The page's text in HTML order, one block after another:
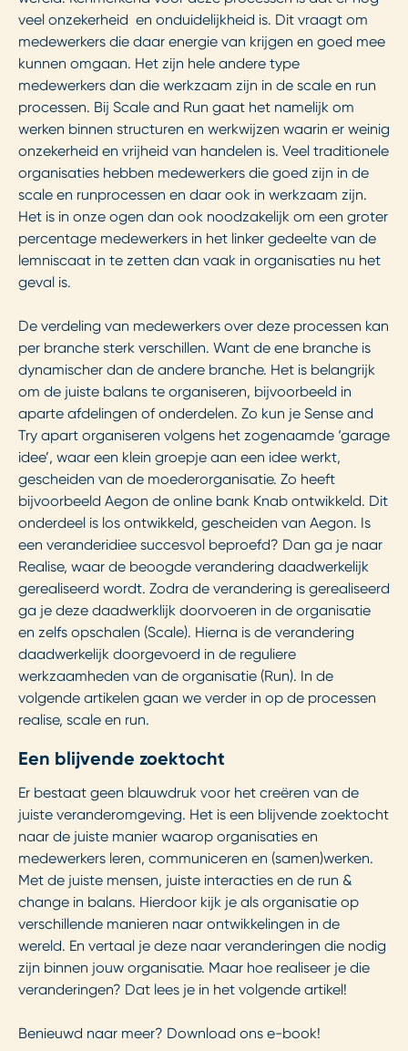
veel onzekerheid en onduidelijkheid is. Dit vraagt om
medewerkers die daar energie van krijgen en goed mee
kunnen omgaan. Het zijn hele andere type
medewerkers dan die werkzaam zijn in de scale en run
processen. Bij Scale and Run gaat het namelijk om
werken binnen structuren en werkwijzen waarin er weinig
onzekerheid en vrijheid van handelen is. Veel traditionele
organisaties hebben medewerkers die goed zijn in de
scale en runprocessen en daar ook in werkzaam zijn.
Het is in onze ogen dan ook noodzakelijk om een groter
percentage medewerkers in het linker gedeelte van de
lemniscaat in te zetten dan vaak in organisaties nu het
geval is.
De verdeling van medewerkers over deze processen kan
per branche sterk verschillen. Want de ene branche is
dynamischer dan de andere branche. Het is belangrijk
om de juiste balans te organiseren, bijvoorbeeld in
aparte afdelingen of onderdelen. Zo kun je Sense and
Try apart organiseren volgens het zogenaamde ‘garage
idee’, waar een klein groepje aan een idee werkt,
gescheiden van de moederorganisatie. Zo heeft
bijvoorbeeld Aegon de online bank Knab ontwikkeld. Dit
onderdeel is los ontwikkeld, gescheiden van Aegon. Is
een veranderidiee succesvol beproefd? Dan ga je naar
Realise, waar de beoogde verandering daadwerkelijk
gerealiseerd wordt. Zodra de verandering is gerealiseerd
ga je deze daadwerklijk doorvoeren in de organisatie
en zelfs opschalen (Scale). Hierna is de verandering
daadwerkelijk doorgevoerd in de reguliere
werkzaamheden van de organisatie (Run). In de
volgende artikelen gaan we verder in op de processen
realise, scale en run.
Een blijvende zoektocht
Er bestaat geen blauwdruk voor het creëren van de
juiste veranderomgeving. Het is een blijvende zoektocht
naar de juiste manier waarop organisaties en
medewerkers leren, communiceren en (samen)werken.
Met de juiste mensen, juiste interacties en de run &
change in balans. Hierdoor kijk je als organisatie op
verschillende manieren naar ontwikkelingen in de
wereld. En vertaal je deze naar veranderingen die nodig
zijn binnen jouw organisatie. Maar hoe realiseer je die
veranderingen? Dat lees je in het volgende artikel!
Benieuwd naar meer? Download ons e-book!